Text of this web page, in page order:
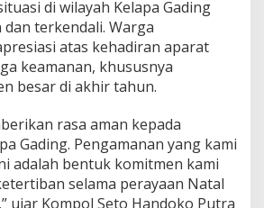
di wilayah Kelapa Gading
terkendali. Warga
atas kehadiran aparat
keamanan, khususnya
besar di akhir tahun.
rasa aman kepada
Gading. Pengamanan yang kami
adalah bentuk komitmen kami
selama perayaan Natal
ujar Kompol Seto Handoko Putra